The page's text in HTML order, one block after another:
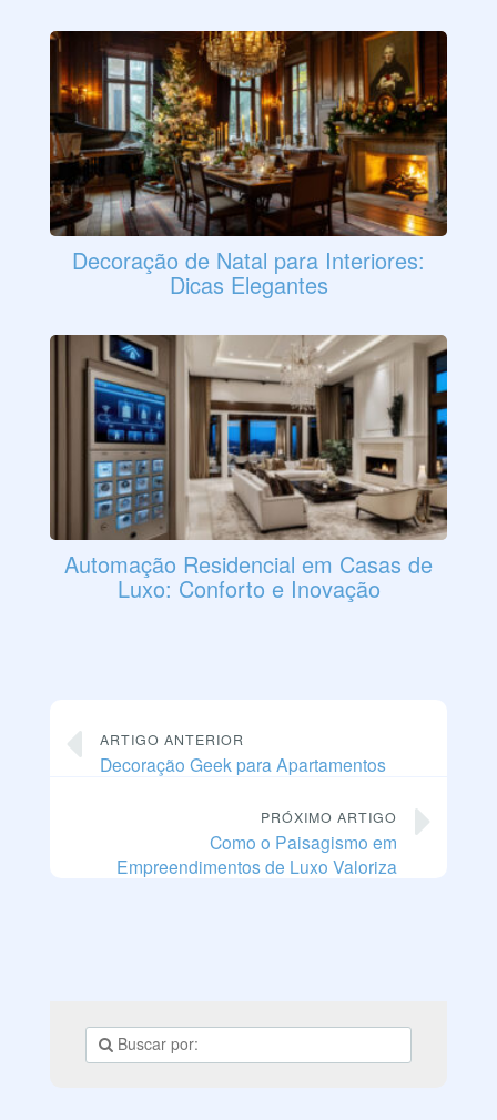
Decoração de Natal para Interiores:
Dicas Elegantes
Automação Residencial em Casas de
Luxo: Conforto e Inovação
ARTIGO ANTERIOR
Decoração Geek para Apartamentos
PRÓXIMO ARTIGO
Como o Paisagismo em
Empreendimentos de Luxo Valoriza